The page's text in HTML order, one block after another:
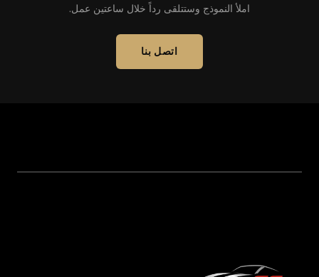
املأ النموذج وستتلقى رداً خلال ساعتين عمل.
اتصل بنا